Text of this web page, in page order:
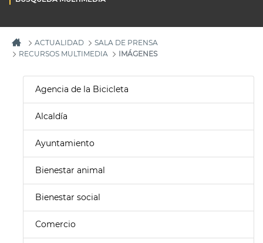
ACTUALIDAD
SALA DE PRENSA
RECURSOS MULTIMEDIA
IMÁGENES
Agencia de la Bicicleta
Alcaldía
Ayuntamiento
Bienestar animal
Bienestar social
Comercio